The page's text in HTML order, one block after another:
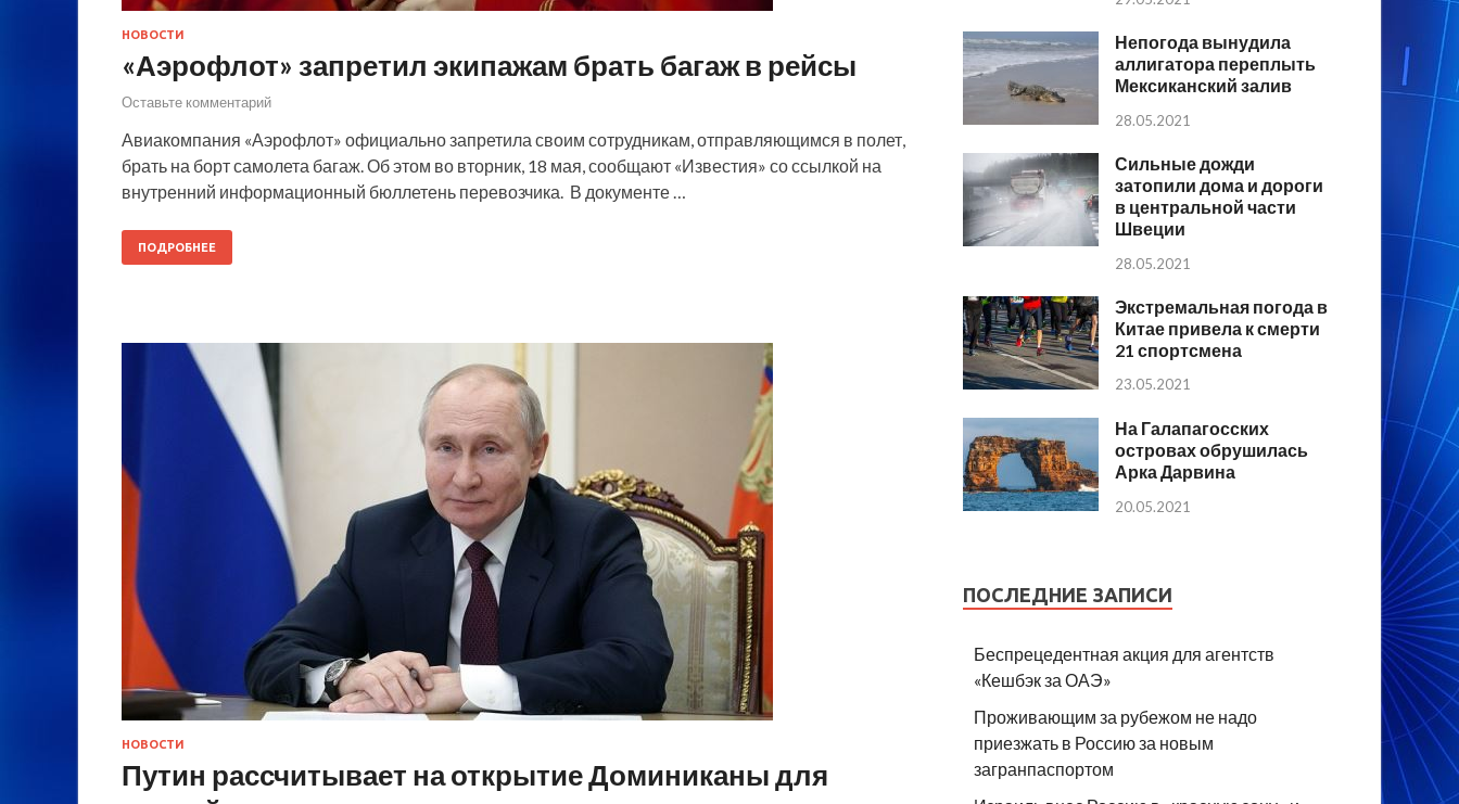
НОВОСТИ
«Аэрофлот» запретил экипажам брать багаж в рейсы
Оставьте комментарий
Авиакомпания «Аэрофлот» официально запретила своим сотрудникам, отправляющимся в полет,
брать на борт самолета багаж. Об этом во вторник, 18 мая, сообщают «Известия» со ссылкой на
внутренний информационный бюллетень перевозчика. В документе …
ПОДРОБНЕЕ
НОВОСТИ
Путин рассчитывает на открытие Доминиканы для
Непогода вынудила
аллигатора переплыть
Мексиканский залив
28.05.2021
Сильные дожди
затопили дома и дороги
в центральной части
Швеции
28.05.2021
Экстремальная погода в
Китае привела к смерти
21 спортсмена
23.05.2021
На Галапагосских
островах обрушилась
Арка Дарвина
20.05.2021
ПОСЛЕДНИЕ ЗАПИСИ
Беспрецедентная акция для агентств
«Кешбэк за ОАЭ»
Проживающим за рубежом не надо
приезжать в Россию за новым
загранпаспортом